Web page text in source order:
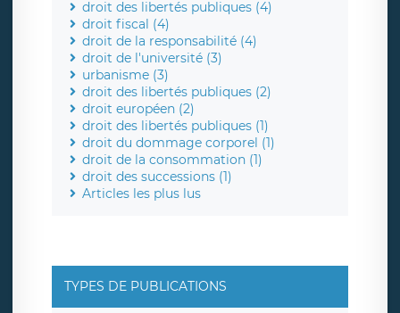
droit des libertés publiques (4)
droit fiscal (4)
droit de la responsabilité (4)
droit de l'université (3)
urbanisme (3)
droit des libertés publiques (2)
droit européen (2)
droit des libertés publiques (1)
droit du dommage corporel (1)
droit de la consommation (1)
droit des successions (1)
Articles les plus lus
TYPES DE PUBLICATIONS